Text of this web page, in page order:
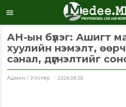
АН-ын бүлэг: Ашигт
хуулийн нэмэлт,
санал, дүгнэлтийг
Aдмин / Улстөр 2026.06.08